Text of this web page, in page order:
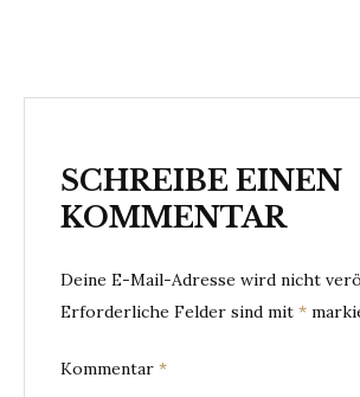
SCHREIBE EINEN
KOMMENTAR
Deine E-Mail-Adresse wird nicht
Erforderliche Felder sind mit *
Kommentar *